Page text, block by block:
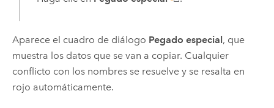
Aparece el cuadro de diálogo Pegado especial, que
muestra los datos que se van a copiar. Cualquier
conflicto con los nombres se resuelve y se resalta en
rojo automáticamente.